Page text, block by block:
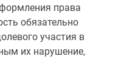
права
обязательно
участия в
их нарушение,